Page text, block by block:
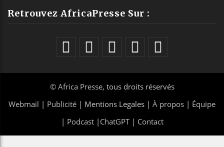
Retrouvez AfricaPresse Sur :
© Africa Presse, tous droits réservés
Webmail | Publicité | Mentions Legales | À propos | Équipe
| Podcast| ChatGPT| Contact